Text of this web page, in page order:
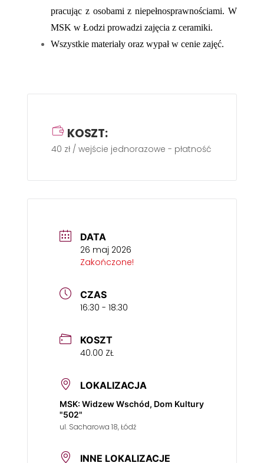
pracując z osobami z niepełnosprawnościami. W
MSK w Łodzi prowadzi zajęcia z ceramiki.
Wszystkie materiały oraz wypał w cenie zajęć.
KOSZT:
40 zł / wejście jednorazowe - płatność gotówką
DATA
26 maj 2026
Zakończone!
CZAS
16:30 - 18:30
KOSZT
40.00 ZŁ
LOKALIZACJA
MSK: Widzew Wschód, Dom Kultury
"502"
ul. Sacharowa 18, Łódź
INNE LOKALIZACJE